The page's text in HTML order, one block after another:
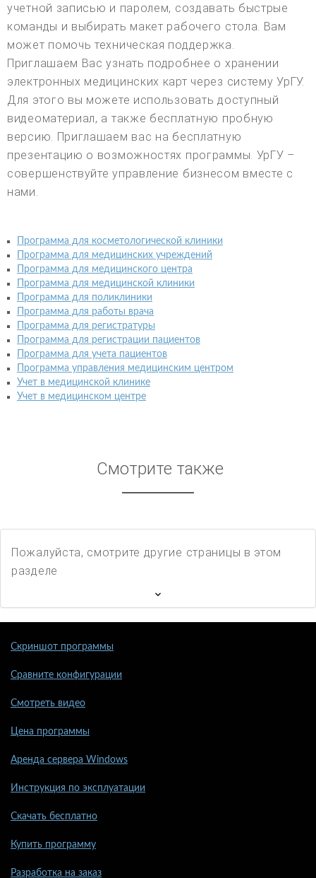
учетной записью и паролем, создавать быстрые
команды и выбирать макет рабочего стола. Вам
может помочь техническая поддержка.
Приглашаем Вас узнать подробнее о хранении
электронных медицинских карт через систему УрГУ.
Для этого вы можете использовать доступный
видеоматериал, а также бесплатную пробную
версию. Приглашаем вас на бесплатную
презентацию о возможностях программы. УрГУ –
совершенствуйте управление бизнесом вместе с
нами.
Программа для косметологической клиники
Программа для медицинских учреждений
Программа для медицинского центра
Программа для медицинской клиники
Программа для поликлиники
Программа для работы врача
Программа для регистратуры
Программа для регистрации пациентов
Программа для учета пациентов
Программа управления медицинским центром
Учет в медицинской клинике
Учет в медицинском центре
Смотрите также
Пожалуйста, смотрите другие страницы в этом
разделе
Скриншот программы
Сравните конфигурации
Смотреть видео
Цена программы
Аренда сервера Windows
Инструкция по эксплуатации
Скачать бесплатно
Купить программу
Разработка на заказ